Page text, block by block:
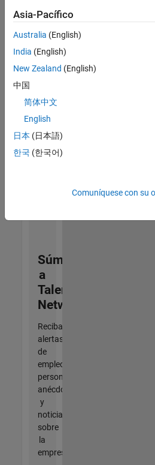
todos
empleos
en su
zona.
Data Architect
Applications
Experimentado
Súmese
a
Talent
Network
Reciba
alertas
de
empleo
personalizadas,
anécdotas
y
noticias
sobre
la
empresa.
Asia-Pacífico
Australia (English)
India (English)
New Zealand (English)
中国
简体中文
English
日本 (日本語)
한국 (한국어)
Comuníquese con su